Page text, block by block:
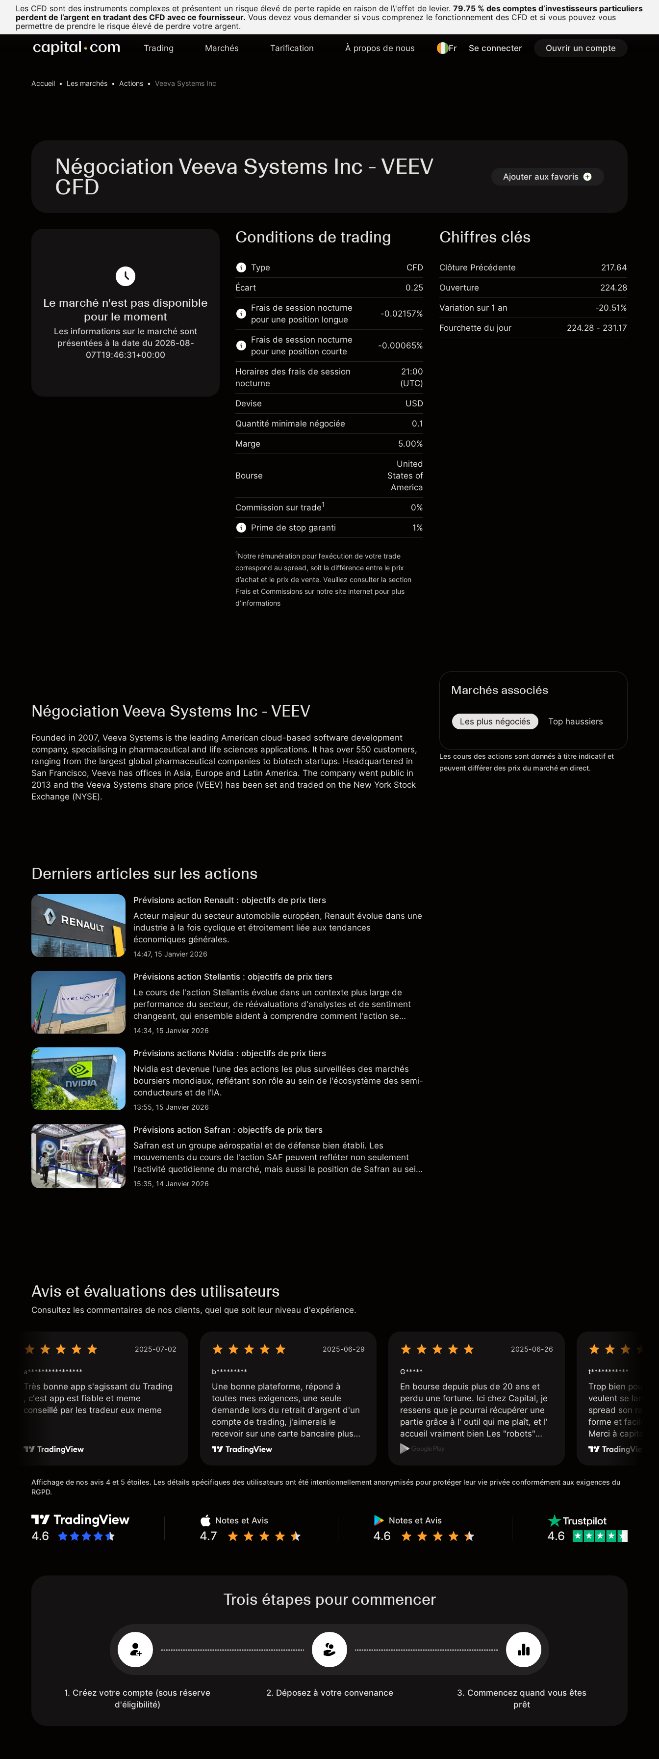
Les CFD sont des instruments complexes et présentent un risque élevé de perte rapide en raison de l\'effet de levier. 79.75 % des comptes d’investisseurs particuliers
perdent de l’argent en tradant des CFD avec ce fournisseur. Vous devez vous demander si vous comprenez le fonctionnement des CFD et si vous pouvez vous
permettre de prendre le risque élevé de perdre votre argent.
Trading Marchés Tarification À propos de nous Fr Se connecter Ouvrir un compte
Accueil Les marchés Actions Veeva Systems Inc
Négociation Veeva Systems Inc - VEEV
CFD Ajouter aux favoris
Le marché n'est pas disponible
pour le moment
Les informations sur le marché sont
présentées à la date du 2026-08-
07T19:46:31+00:00
Conditions de trading
Type
Ce marché financier est disponible pour le
trading de CFD.
En savoir plus sur :
CFD
CFD
Écart 0.25
Frais de session nocturne
pour une position longue
Marge. Votre
investissement
$1,000.00
Ajustement des fonds de
Frais sur la valeur totale de la
-0.021568
(-$4.31)
Taille de la position avec effet de levier
Valeur nominale avec effet de levier
~$19,000.00
-0.02157%
Frais de session nocturne
pour une position courte
$1,000.00
overnight
position
-0.000654
(-$0.13)
Taille de la position avec effet de levier
~$20,000.00
Valeur nominale avec effet de levier
Vers la plateforme
-0.00065%
Horaires des frais de session
nocturne
21:00
(UTC)
Devise USD
Quantité minimale négociée 0.1
Marge 5.00%
Bourse
United
States of
America
Commission sur trade1 0%
Prime de stop garanti
'Tarifs et Frais
1%
1Notre rémunération pour l’exécution de votre trade
correspond au spread, soit la différence entre le prix
d’achat et le prix de vente. Veuillez consulter la section
Frais et Commissions sur notre site internet pour plus
d’informations
Chiffres clés
Clôture Précédente 217.64
Ouverture 224.28
Variation sur 1 an -20.51%
Fourchette du jour 224.28 - 231.17
Négociation Veeva Systems Inc - VEEV
Founded in 2007, Veeva Systems is the leading American cloud-based software development
company, specialising in pharmaceutical and life sciences applications. It has over 550 customers,
ranging from the largest global pharmaceutical companies to biotech startups. Headquartered in
San Francisco, Veeva has offices in Asia, Europe and Latin America. The company went public in
2013 and the Veeva Systems share price (VEEV) has been set and traded on the New York Stock
Exchange (NYSE).
Derniers articles sur les actions
Prévisions action Renault : objectifs de prix tiers
Acteur majeur du secteur automobile européen, Renault évolue dans une
industrie à la fois cyclique et étroitement liée aux tendances
économiques générales.
14:47, 15 Janvier 2026
Prévisions action Stellantis : objectifs de prix tiers
Le cours de l'action Stellantis évolue dans un contexte plus large de
performance du secteur, de réévaluations d'analystes et de sentiment
changeant, qui ensemble aident à comprendre comment l'action se
négocie actuellement.
14:34, 15 Janvier 2026
Prévisions actions Nvidia : objectifs de prix tiers
Nvidia est devenue l'une des actions les plus surveillées des marchés
boursiers mondiaux, reflétant son rôle au sein de l'écosystème des semi-
conducteurs et de l'IA.
13:55, 15 Janvier 2026
Prévisions action Safran : objectifs de prix tiers
Safran est un groupe aérospatial et de défense bien établi. Les
mouvements du cours de l'action SAF peuvent refléter non seulement
l'activité quotidienne du marché, mais aussi la position de Safran au sein
du marché actions français et du secteur aérospatial et de la défense
15:35, 14 Janvier 2026
Marchés associés
Les plus négociés Top haussiers
Les cours des actions sont donnés à titre indicatif et
peuvent différer des prix du marché en direct.
Avis et évaluations des utilisateurs
Consultez les commentaires de nos clients, quel que soit leur niveau d'expérience.
2025-07-02
a****************
Très bonne app s'agissant du Trading
, c'est app est fiable et meme
conseillé par les tradeur eux meme
2025-06-29
b*********
Une bonne plateforme, répond à
toutes mes exigences, une seule
demande lors du retrait d'argent d'un
compte de trading, j'aimerais le
recevoir sur une carte bancaire plus
rapidement, mais dans l'ensemble je
2025-06-26
G*****
En bourse depuis plus de 20 ans et
perdu une fortune. Ici chez Capital, je
ressens que je pourrai récupérer une
partie grâce à l' outil qui me plaît, et l'
accueil vraiment bien Les "robots"
sont super accueillants et nous
t***********
Trop bien pour
veulent se
spread son
forme et facile
Merci à
mis en place
Affichage de nos avis 4 et 5 étoiles. Les détails spécifiques des utilisateurs ont été intentionnellement anonymisés pour protéger leur vie privée conformément aux exigences du
RGPD.
4.6
Notes et Avis
4.7
Notes et Avis
4.6 4.6
Trois étapes pour commencer
1. Créez votre compte (sous réserve
d'éligibilité)
2. Déposez à votre convenance
3. Commencez quand vous êtes
prêt